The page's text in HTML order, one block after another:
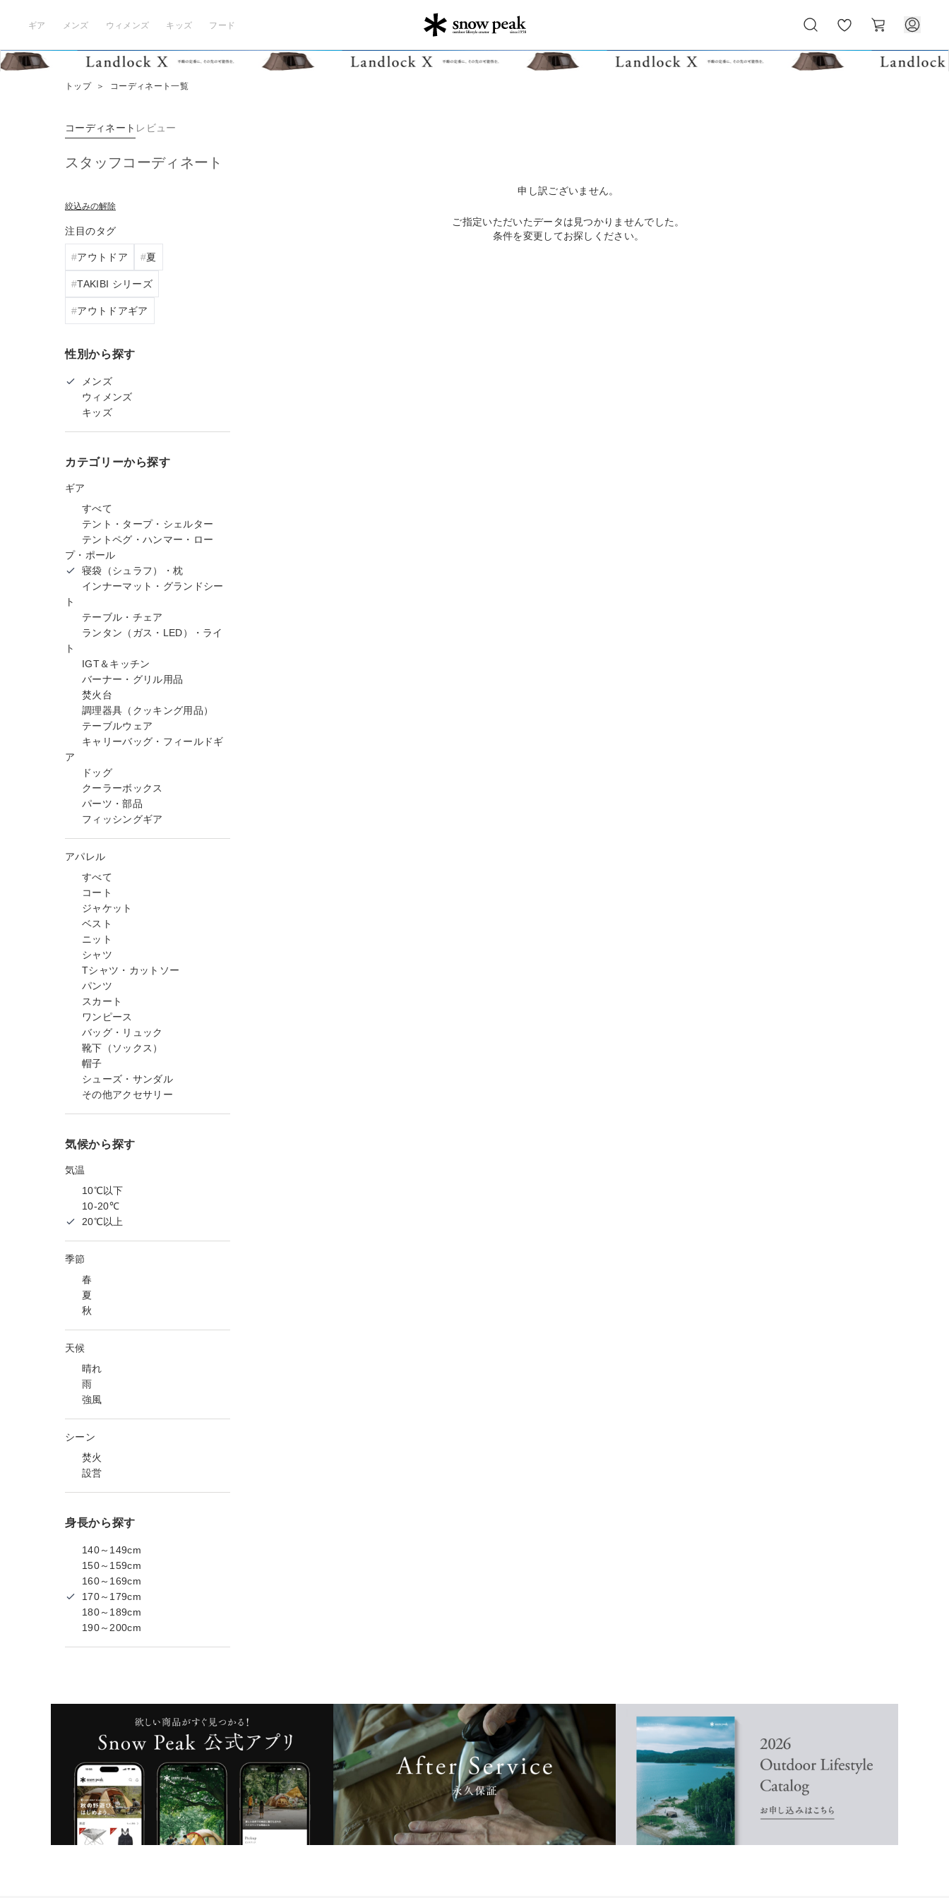
ギア メンズ ウィメンズ キッズ フード
気
に
ー
ト
トップ ＞ コーディネート一覧
コーディネート レビュー
スタッフコーディネート
絞込みの解除
注目のタグ
アウトドア 夏
TAKIBI シリーズ
アウトドアギア
性別から探す
メンズ
ウィメンズ
キッズ
カテゴリーから探す
ギア
すべて
テント・タープ・シェルター
テントペグ・ハンマー・ロー
プ・ポール
寝袋（シュラフ）・枕
インナーマット・グランドシー
ト
テーブル・チェア
ランタン（ガス・LED）・ライ
ト
IGT＆キッチン
バーナー・グリル用品
焚火台
調理器具（クッキング用品）
テーブルウェア
キャリーバッグ・フィールドギ
ア
ドッグ
クーラーボックス
パーツ・部品
フィッシングギア
アパレル
すべて
コート
ジャケット
ベスト
ニット
シャツ
Tシャツ・カットソー
パンツ
スカート
ワンピース
バッグ・リュック
靴下（ソックス）
帽子
シューズ・サンダル
その他アクセサリー
気候から探す
気温
10℃以下
10-20℃
20℃以上
季節
春
夏
秋
天候
晴れ
雨
強風
シーン
焚火
設営
身長から探す
140～149cm
150～159cm
160～169cm
170～179cm
180～189cm
190～200cm
申し訳ございません。
ご指定いただいたデータは見つかりませんでした。
条件を変更してお探しください。